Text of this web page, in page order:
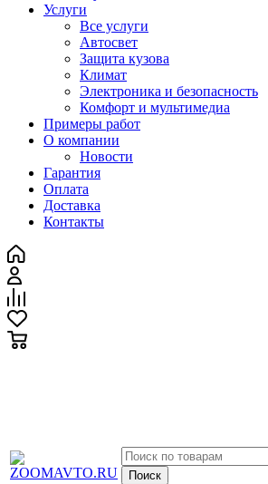
Услуги
Все услуги
Автосвет
Защита кузова
Климат
Электроника и безопасность
Комфорт и мультимедиа
Примеры работ
О компании
Новости
Гарантия
Оплата
Доставка
Контакты